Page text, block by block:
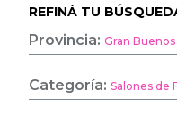
REFINÁ TU
Provincia:Gran
Categoría:Salones de